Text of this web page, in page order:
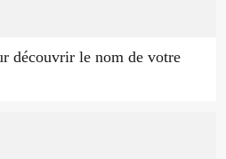
découvrir le nom de votre